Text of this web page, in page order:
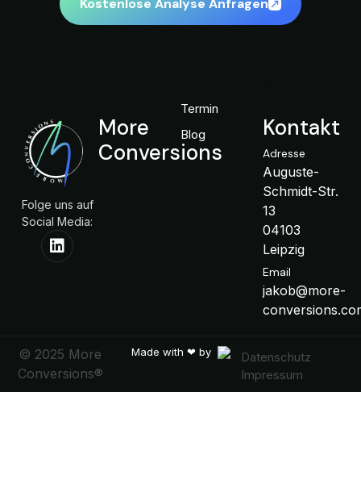
Kostenlose Analyse Anfragen
Kontakt
Adresse
Auguste-
Schmidt-Str.
13
04103
Leipzig
Email
jakob@more-
Termin
Blog
More
Conversions
Folge uns auf
Social Media:
Datenschutz
Impressum
Made with ❤ by
© 2025 More
Conversions®